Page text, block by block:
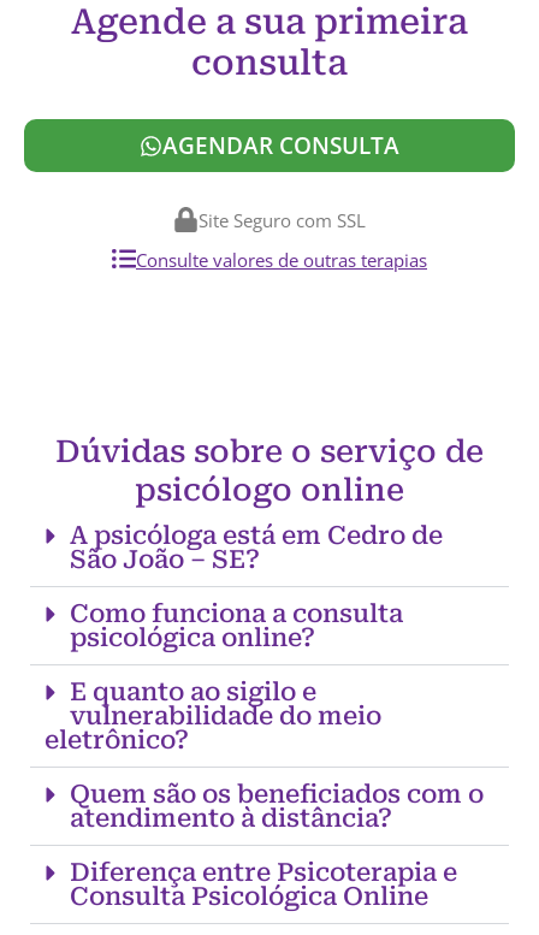
Agende a sua primeira
consulta
AGENDAR CONSULTA
Site Seguro com SSL
Consulte valores de outras terapias
Dúvidas sobre o serviço de
psicólogo online
A psicóloga está em Cedro de
São João – SE?
Como funciona a consulta
psicológica online?
E quanto ao sigilo e
vulnerabilidade do meio
eletrônico?
Quem são os beneficiados com o
atendimento à distância?
Diferença entre Psicoterapia e
Consulta Psicológica Online